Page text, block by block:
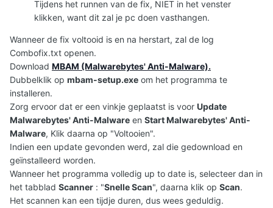
Tijdens het runnen van de fix, NIET in het venster
klikken, want dit zal je pc doen vasthangen.
Wanneer de fix voltooid is en na herstart, zal de log
Combofix.txt openen.
Download MBAM (Malwarebytes' Anti-Malware).
Dubbelklik op mbam-setup.exe om het programma te
installeren.
Zorg ervoor dat er een vinkje geplaatst is voor Update
Malwarebytes' Anti-Malware en Start Malwarebytes' Anti-
Malware, Klik daarna op "Voltooien".
Indien een update gevonden werd, zal die gedownload en
geïnstalleerd worden.
Wanneer het programma volledig up to date is, selecteer dan in
het tabblad Scanner : "Snelle Scan", daarna klik op Scan.
Het scannen kan een tijdje duren, dus wees geduldig.